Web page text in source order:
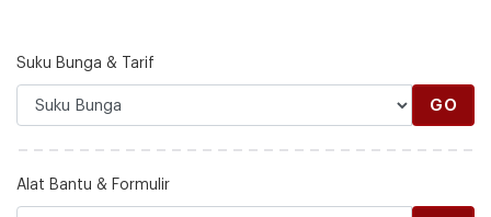
Suku Bunga & Tarif
GO
Alat Bantu & Formulir